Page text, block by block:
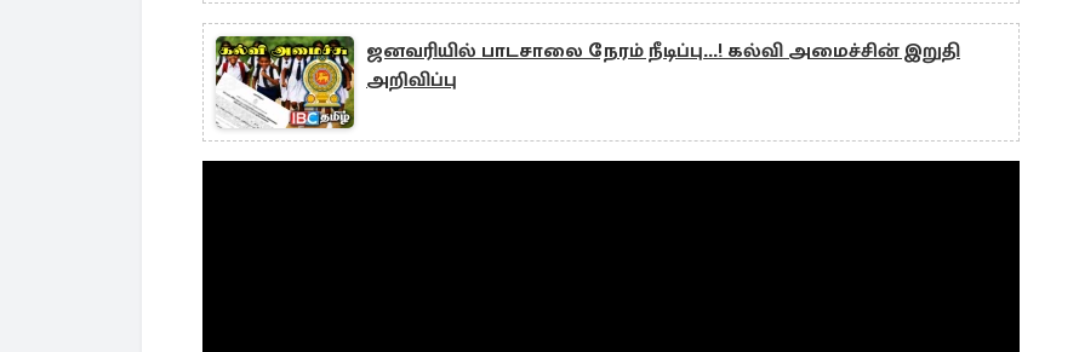
ஜனவரியில் பாடசாலை நேரம் நீடிப்பு...! கல்வி அமைச்சின் இறுதி
அறிவிப்பு